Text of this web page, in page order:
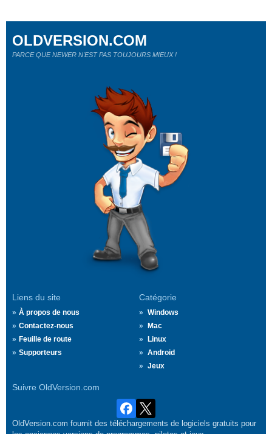
Liens du site
À propos de nous
Contactez-nous
Feuille de route
Supporteurs
Catégorie
Windows
Mac
Linux
Android
Jeux
Suivre OldVersion.com
OLDVERSION.COM
PARCE QUE NEWER N'EST PAS TOUJOURS MIEUX !
OldVersion.com fournit des téléchargements de logiciels gratuits pour